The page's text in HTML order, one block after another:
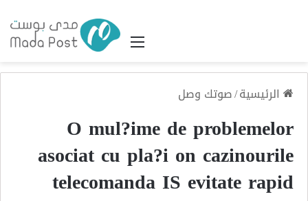
القائمة
الرئيسية/صوتك وصل
O mul?ime de problemelor
asociat cu pla?i on cazinourile
telecomanda IS evitate rapid